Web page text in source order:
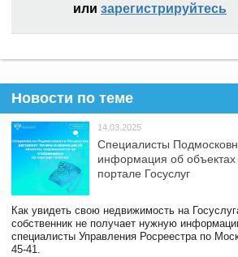
или зарегистрируйтесь
Новости по теме
14.03.2025
Специалисты
информация об
портале Госуслуг
Как увидеть свою недвижимость на
собственник не получает нужную
специалисты Управления Росреестра по
45-41.